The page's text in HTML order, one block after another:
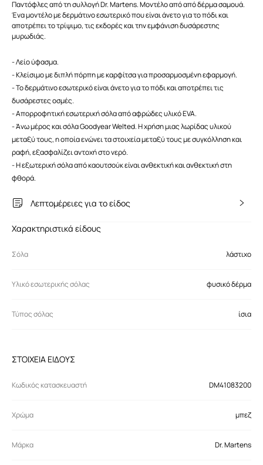
Παντόφλες από τη συλλογή Dr. Martens. Μοντέλο από από δέρμα σαμουά.
Ένα μοντέλο με δερμάτινο εσωτερικό που είναι άνετο για το πόδι και
αποτρέπει το τρίψιμο, τις εκδορές και την εμφάνιση δυσάρεστης
μυρωδιάς.
- Λείο ύφασμα.
- Κλείσιμο με διπλή πόρπη με καρφίτσα για προσαρμοσμένη εφαρμογή.
- Το δερμάτινο εσωτερικό είναι άνετο για το πόδι και αποτρέπει τις
δυσάρεστες οσμές.
- Απορροφητική εσωτερική σόλα από αφρώδες υλικό EVA.
- Άνω μέρος και σόλα Goodyear Welted. Η χρήση μιας λωρίδας υλικού
μεταξύ τους, η οποία ενώνει τα στοιχεία μεταξύ τους με συγκόλληση και
ραφή, εξασφαλίζει αντοχή στο νερό.
- Η εξωτερική σόλα από καουτσούκ είναι ανθεκτική και ανθεκτική στη
φθορά.
Λεπτομέρειες για το είδος
Χαρακτηριστικά είδους
Σόλα λάστιχο
Υλικό εσωτερικής σόλας φυσικό δέρμα
Τύπος σόλας ίσια
ΣΤΟΙΧΕΙΑ ΕΙΔΟΥΣ
Κωδικός κατασκευαστή DM41083200
Χρώμα μπεζ
Μάρκα Dr. Martens